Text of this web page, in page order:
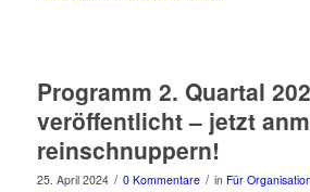
Programm 2. Quartal
veröffentlicht – jetzt
reinschnuppern!
25. April 2024 / 0 Kommentare / in Für